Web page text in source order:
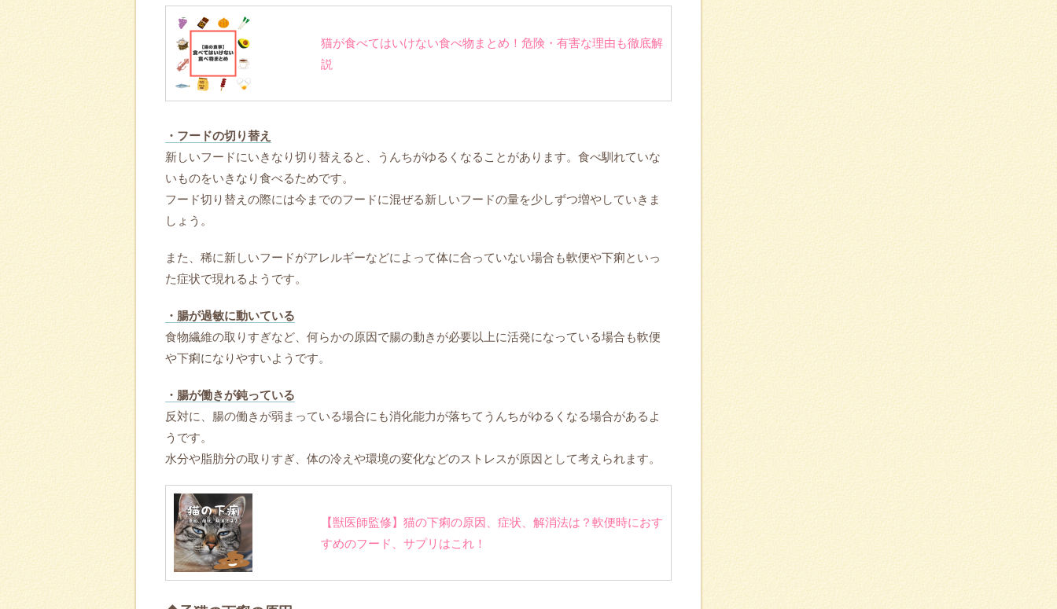
猫が食べてはいけない食べ物まとめ！危険・有害な理由も徹底解
説
・フードの切り替え
新しいフードにいきなり切り替えると、うんちがゆるくなることがあります。食べ馴れていな
いものをいきなり食べるためです。
フード切り替えの際には今までのフードに混ぜる新しいフードの量を少しずつ増やしていきま
しょう。
また、稀に新しいフードがアレルギーなどによって体に合っていない場合も軟便や下痢といっ
た症状で現れるようです。
・腸が過敏に動いている
食物繊維の取りすぎなど、何らかの原因で腸の動きが必要以上に活発になっている場合も軟便
や下痢になりやすいようです。
・腸が働きが鈍っている
反対に、腸の働きが弱まっている場合にも消化能力が落ちてうんちがゆるくなる場合があるよ
うです。
水分や脂肪分の取りすぎ、体の冷えや環境の変化などのストレスが原因として考えられます。
【獣医師監修】猫の下痢の原因、症状、解消法は？軟便時におす
すめのフード、サプリはこれ！